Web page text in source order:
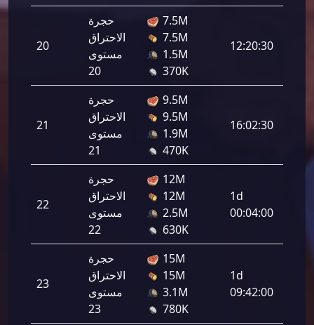
20
حجرة
الاحتراق
مستوى
20
7.5M
7.5M
1.5M
370K
12:20:30
21
حجرة
الاحتراق
مستوى
21
9.5M
9.5M
1.9M
470K
16:02:30
22
حجرة
الاحتراق
مستوى
22
12M
12M
2.5M
630K
1d
00:04:00
23
حجرة
الاحتراق
مستوى
23
15M
15M
3.1M
780K
1d
09:42:00